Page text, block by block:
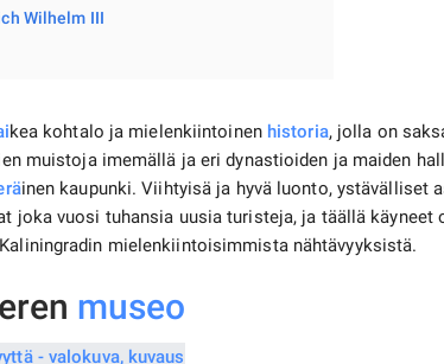
Wilhelm III
kea kohtalo ja mielenkiintoinen historia, jolla on
muistoja imemällä ja eri dynastioiden ja maiden
inen kaupunki. Viihtyisä ja hyvä luonto, ystävälliset
joka vuosi tuhansia uusia turisteja, ja täällä käyneet
mielenkiintoisimmista nähtävyyksistä.
museo